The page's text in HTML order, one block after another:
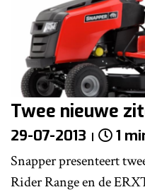
Twee nieuwe
29-07-2013 1
Snapper presenteert
Rider Range en de